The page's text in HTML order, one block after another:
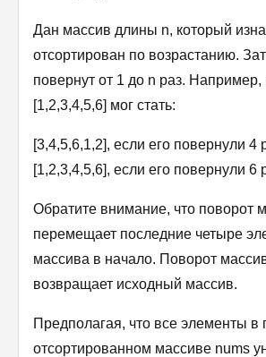
Дан массив длины n, который
отсортирован по возрастанию.
повернут от 1 до n раз.
[1,2,3,4,5,6] мог стать:
[3,4,5,6,1,2], если его повернули 4
[1,2,3,4,5,6], если его повернули 6
Обратите внимание, что поворот
перемещает последние четыре
массива в начало. Поворот
возвращает исходный массив.
Предполагая, что все элементы в
отсортированном массиве nums